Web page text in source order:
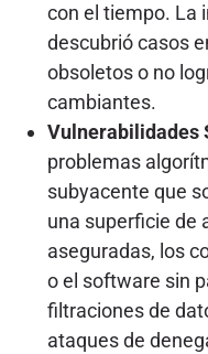
con el tiempo. La
descubrió casos
obsoletos o no
cambiantes.
Vulnerabilidades
problemas
subyacente que
una superficie de
aseguradas, los
o el software sin
filtraciones de
ataques de